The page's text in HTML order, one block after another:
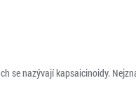
se nazývají kapsaicinoidy.